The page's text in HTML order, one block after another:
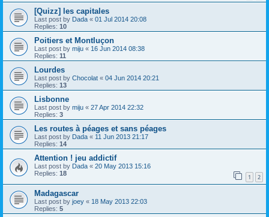
[Quizz] les capitales
Last post by Dada « 01 Jul 2014 20:08
Replies: 10
Poitiers et Montluçon
Last post by miju « 16 Jun 2014 08:38
Replies: 11
Lourdes
Last post by Chocolat « 04 Jun 2014 20:21
Replies: 13
Lisbonne
Last post by miju « 27 Apr 2014 22:32
Replies: 3
Les routes à péages et sans péages
Last post by Dada « 11 Jun 2013 21:17
Replies: 14
Attention ! jeu addictif
Last post by Dada « 20 May 2013 15:16
Replies: 18 1 2
Madagascar
Last post by joey « 18 May 2013 22:03
Replies: 5